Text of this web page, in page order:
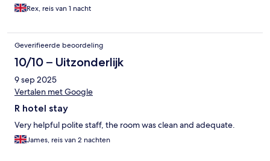
Rex, reis van 1 nacht
Geverifieerde beoordeling
10/10 – Uitzonderlijk
9 sep 2025
Vertalen met Google
R hotel stay
Very helpful polite staff, the room was clean and adequate.
James, reis van 2 nachten